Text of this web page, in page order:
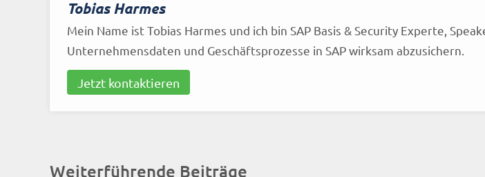
Tobias Harmes
Mein Name ist Tobias Harmes und ich bin SAP Basis & Security Experte,
Unternehmensdaten und Geschäftsprozesse in SAP wirksam abzusichern.
Jetzt kontaktieren
Weiterführende Beiträge